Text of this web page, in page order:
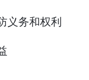
义务和权利